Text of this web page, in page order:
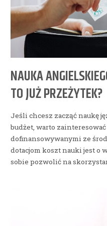
NAUKA
TO JUŻ PRZEŻYTEK?
Jeśli chcesz zacząć naukę
budżet, warto
dofinansowywanymi ze
dotacjom koszt nauki jest o
sobie pozwolić na